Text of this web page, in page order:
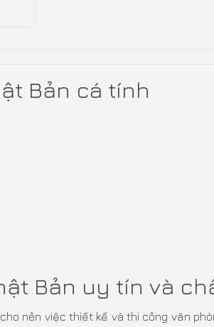
Bản cá tính
Bản uy tín và
nên việc thiết kế và thi công văn